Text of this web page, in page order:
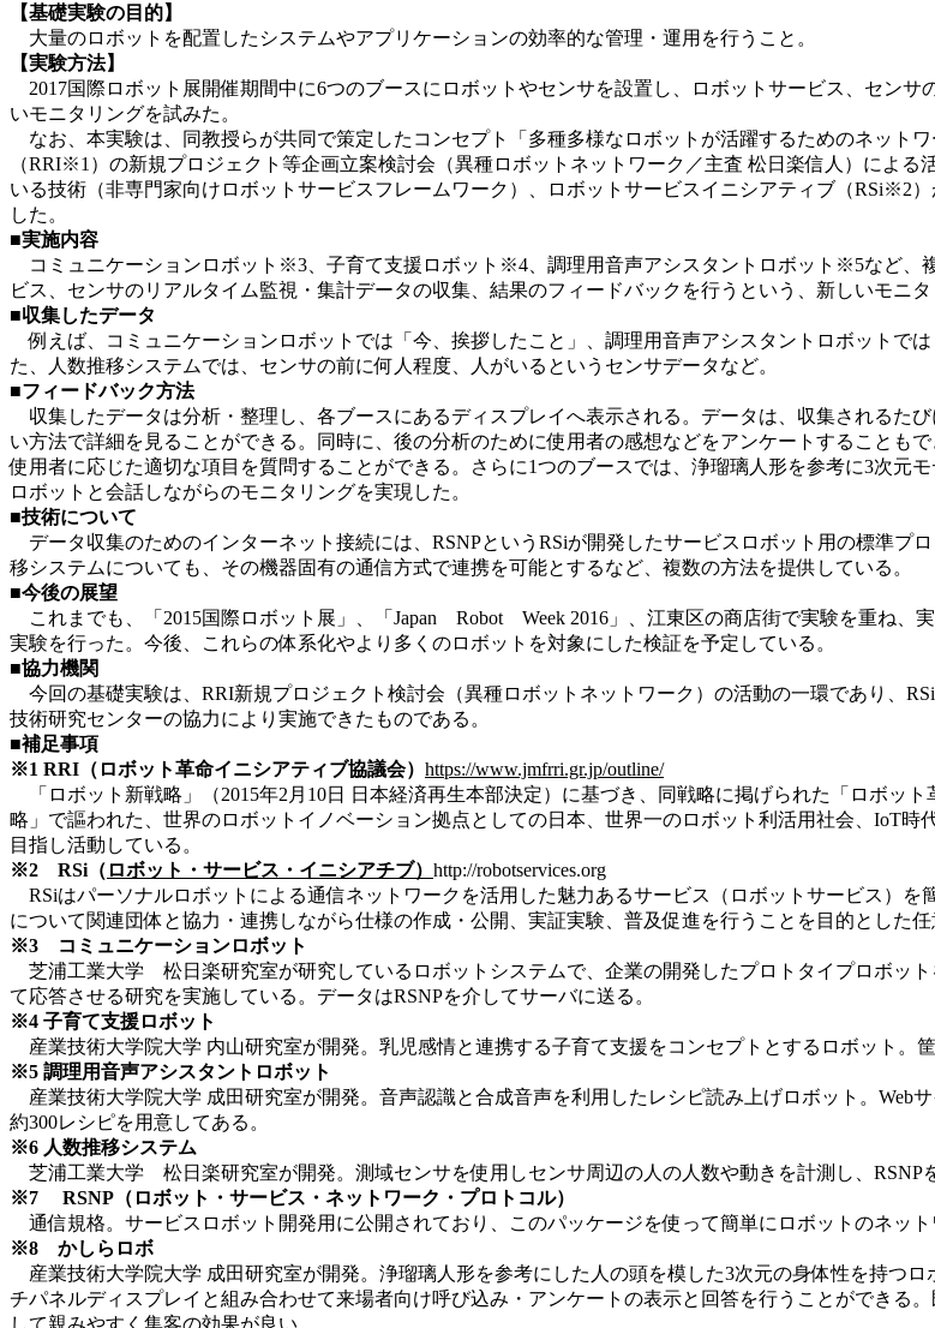
【基礎実験の目的】
大量のロボットを配置したシステムやアプリケーションの効率的な管理・運用を行うこと。
【実験方法】
2017国際ロボット展開催期間中に6つのブースにロボットやセンサを設置し、ロボットサービス、セン
いモニタリングを試みた。
なお、本実験は、同教授らが共同で策定したコンセプト「多種多様なロボットが活躍するためのネット
（RRI※1）の新規プロジェクト等企画立案検討会（異種ロボットネットワーク／主査 松日楽信人）によ
いる技術（非専門家向けロボットサービスフレームワーク）、ロボットサービスイニシアティブ（RSi※2
した。
■実施内容
コミュニケーションロボット※3、子育て支援ロボット※4、調理用音声アシスタントロボット※5など、
ビス、センサのリアルタイム監視・集計データの収集、結果のフィードバックを行うという、新しいモニタ
■収集したデータ
例えば、コミュニケーションロボットでは「今、挨拶したこと」、調理用音声アシスタントロボットで
た、人数推移システムでは、センサの前に何人程度、人がいるというセンサデータなど。
■フィードバック方法
収集したデータは分析・整理し、各ブースにあるディスプレイへ表示される。データは、収集されるた
い方法で詳細を見ることができる。同時に、後の分析のために使用者の感想などをアンケートすることも
使用者に応じた適切な項目を質問することができる。さらに1つのブースでは、浄瑠璃人形を参考に3次元
ロボットと会話しながらのモニタリングを実現した。
■技術について
データ収集のためのインターネット接続には、RSNPというRSiが開発したサービスロボット用の標準プ
移システムについても、その機器固有の通信方式で連携を可能とするなど、複数の方法を提供している。
■今後の展望
これまでも、「2015国際ロボット展」、「Japan Robot Week 2016」、江東区の商店街で実験を重ね、
実験を行った。今後、これらの体系化やより多くのロボットを対象にした検証を予定している。
■協力機関
今回の基礎実験は、RRI新規プロジェクト検討会（異種ロボットネットワーク）の活動の一環であり、
技術研究センターの協力により実施できたものである。
■補足事項
※1 RRI（ロボット革命イニシアティブ協議会） https://www.jmfrri.gr.jp/outline/
「ロボット新戦略」（2015年2月10日 日本経済再生本部決定）に基づき、同戦略に掲げられた「ロボッ
略」で謳われた、世界のロボットイノベーション拠点としての日本、世界一のロボット利活用社会、IoT
目指し活動している。
※2 RSi（ ロボット・サービス・イニシアチブ） http://robotservices.org
RSiはパーソナルロボットによる通信ネットワークを活用した魅力あるサービス（ロボットサービス）
について関連団体と協力・連携しながら仕様の作成・公開、実証実験、普及促進を行うことを目的とした
※3 コミュニケーションロボット
芝浦工業大学 松日楽研究室が研究しているロボットシステムで、企業の開発したプロトタイプロボッ
て応答させる研究を実施している。データはRSNPを介してサーバに送る。
※4 子育て支援ロボット
産業技術大学院大学 内山研究室が開発。乳児感情と連携する子育て支援をコンセプトとするロボット。
※5 調理用音声アシスタントロボット
産業技術大学院大学 成田研究室が開発。音声認識と合成音声を利用したレシピ読み上げロボット。Web
約300レシピを用意してある。
※6 人数推移システム
芝浦工業大学 松日楽研究室が開発。測域センサを使用しセンサ周辺の人の人数や動きを計測し、RSNP
※7 RSNP（ロボット・サービス・ネットワーク・プロトコル）
通信規格。サービスロボット開発用に公開されており、このパッケージを使って簡単にロボットのネット
※8 かしらロボ
産業技術大学院大学 成田研究室が開発。浄瑠璃人形を参考にした人の頭を模した3次元の身体性を持つ
チパネルディスプレイと組み合わせて来場者向け呼び込み・アンケートの表示と回答を行うことができる
して親みやすく集客の効果が良い。